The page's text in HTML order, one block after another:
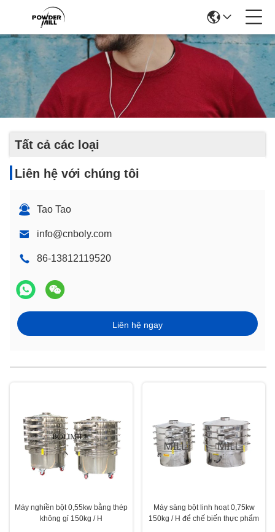
Tất cả các loại
Liên hệ với chúng tôi
Tao Tao
info@cnboly.com
86-13812119520
Liên hệ ngay
Máy nghiền bột 0,55kw bằng thép
không gỉ 150kg / H
Máy sàng bột linh hoạt 0,75kw
150kg / H để chế biến thực phẩm